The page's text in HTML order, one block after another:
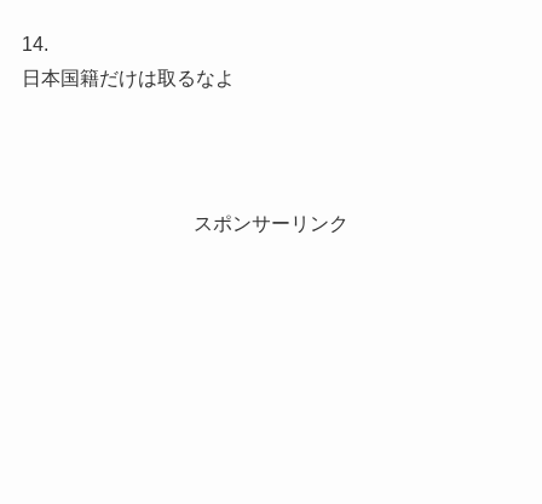
14.
日本国籍だけは取るなよ
スポンサーリンク